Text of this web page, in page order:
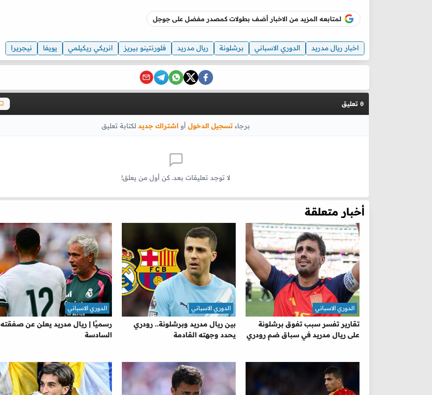
لمتابعه المزيد من الاخبار أضف بطولات كمصدر مفضل على جوجل
اخبار ريال مدريد الدوري الاسباني برشلونة ريال مدريد فلورنتينو بيريز انريكي ريكيلمي يويفا نيجريرا
0 تعليق
برجاء تسجيل الدخول أو اشتراك جديد لكتابة تعليق
لا توجد تعليقات بعد. كن أول من يعلق!
أخبار متعلقة
تقارير تفسر سبب تفوق برشلونة
على ريال مدريد في سباق ضم رودري
الدوري الاسباني
بين ريال مدريد وبرشلونة.. رودري
يحدد وجهته القادمة
الدوري الاسباني
رسميًا | ريال مدريد يعلن عن صفقته
السادسة
الدوري الاسباني